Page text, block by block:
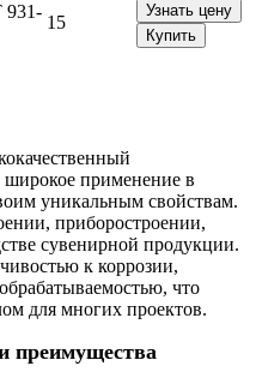
15
Узнать цену
Купить
широкое применение в
уникальным свойствам.
приборостроении,
сувенирной продукции.
к коррозии,
что
для многих проектов.
преимущества